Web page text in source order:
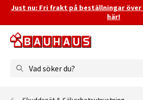
Just nu: Fri frakt på beställningar över
här!
Vad söker du?